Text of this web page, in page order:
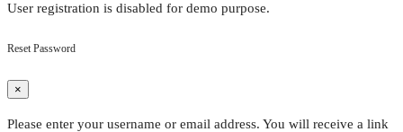
User registration is disabled for demo purpose.
Reset Password
×
Please enter your username or email address. You will receive a link